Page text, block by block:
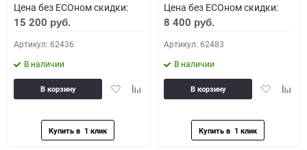
Цена без ECOном скидки:
15 200 руб.
Артикул: 62436
В наличии
ДобавитьДобавить
В корзину
Цена без ECOном скидки:
8 400 руб.
Артикул: 62483
В наличии
Добавить
В корзину